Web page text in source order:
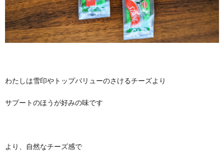
わたしは雪印やトップバリューのさけるチーズより
サプートのほうが好みの味です
より、自然なチーズ感で